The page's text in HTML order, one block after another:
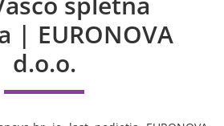
| EURONOVA
d.o.o.